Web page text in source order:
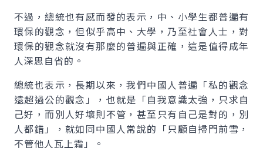
不過，總統也有感而發的表示，中、小學生都普遍有
環保的觀念，但似乎高中、大學，乃至社會人士，對
環保的觀念就沒有那麼的普遍與正確，這是值得成年
人深思自省的。
總統也表示，長期以來，我們中國人普遍「私的觀念
遠超過公的觀念」，也就是「自我意識太強，只求自
己好，而別人好壞則不管，甚至只有自己是對的，別
人都錯」，就如同中國人常說的「只顧自掃門前雪，
不管他人瓦上霜」。